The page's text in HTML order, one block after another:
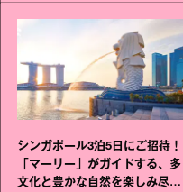
シンガポール3泊5日にご招待！
「マーリー」がガイドする、多
文化と豊かな自然を楽しみ尽く